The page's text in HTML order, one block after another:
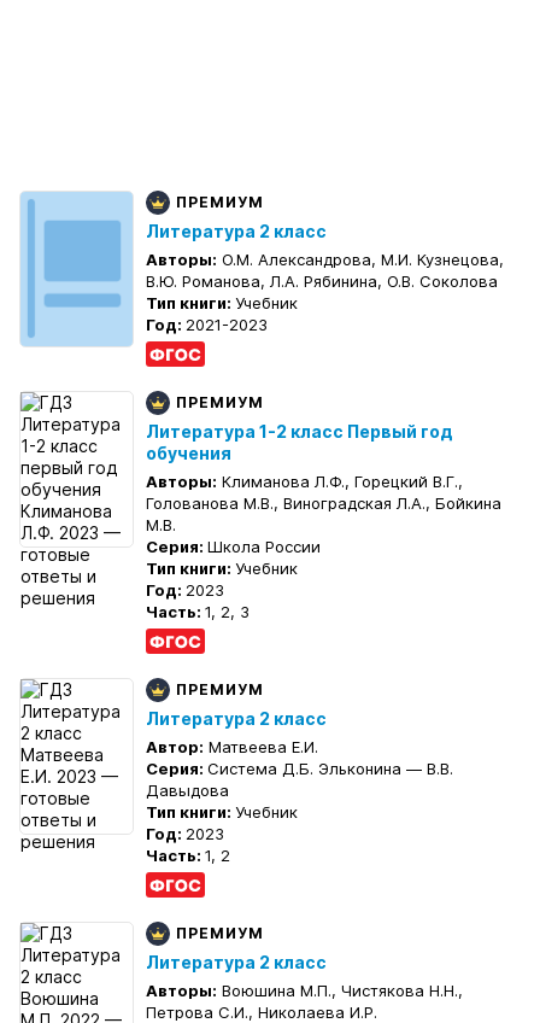
ПРЕМИУМ
Литература 2 класс
Авторы: О.М. Александрова, М.И. Кузнецова,
В.Ю. Романова, Л.А. Рябинина, О.В. Соколова
Тип книги: Учебник
Год: 2021-2023
ПРЕМИУМ
Литература 1-2 класс Первый год
обучения
Авторы: Климанова Л.Ф., Горецкий В.Г.,
Голованова М.В., Виноградская Л.А., Бойкина
М.В.
Серия: Школа России
Тип книги: Учебник
Год: 2023
Часть: 1, 2, 3
ПРЕМИУМ
Литература 2 класс
Автор: Матвеева Е.И.
Серия: Система Д.Б. Эльконина — В.В.
Давыдова
Тип книги: Учебник
Год: 2023
Часть: 1, 2
ПРЕМИУМ
Литература 2 класс
Авторы: Воюшина М.П., Чистякова Н.Н.,
Петрова С.И., Николаева И.Р.